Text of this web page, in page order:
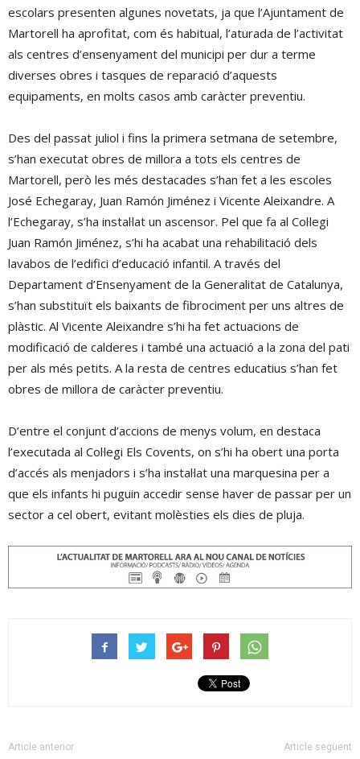
escolars presenten algunes novetats, ja que l’Ajuntament de
Martorell ha aprofitat, com és habitual, l’aturada de l’activitat
als centres d’ensenyament del municipi per dur a terme
diverses obres i tasques de reparació d’aquests
equipaments, en molts casos amb caràcter preventiu.
Des del passat juliol i fins la primera setmana de setembre,
s’han executat obres de millora a tots els centres de
Martorell, però les més destacades s’han fet a les escoles
José Echegaray, Juan Ramón Jiménez i Vicente Aleixandre. A
l’Echegaray, s’ha instal·lat un ascensor. Pel que fa al Col·legi
Juan Ramón Jiménez, s’hi ha acabat una rehabilitació dels
lavabos de l’edifici d’educació infantil. A través del
Departament d’Ensenyament de la Generalitat de Catalunya,
s’han substituït els baixants de fibrociment per uns altres de
plàstic. Al Vicente Aleixandre s’hi ha fet actuacions de
modificació de calderes i també una actuació a la zona del pati
per als més petits. A la resta de centres educatius s’han fet
obres de millora de caràcter preventiu.
D’entre el conjunt d’accions de menys volum, en destaca
l’executada al Col·legi Els Covents, on s’hi ha obert una porta
d’accés als menjadors i s’ha instal·lat una marquesina per a
que els infants hi puguin accedir sense haver de passar per un
sector a cel obert, evitant molèsties els dies de pluja.
Article anterior Article següent